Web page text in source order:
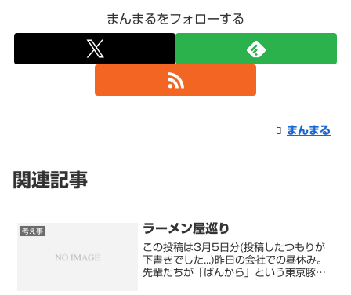
まんまるをフォローする
まんまる
関連記事
考え事 ラーメン屋巡り
この投稿は3月5日分(投稿したつもりが
下書きでした...)昨日の会社での昼休み。
先輩たちが「ばんから」という東京豚骨